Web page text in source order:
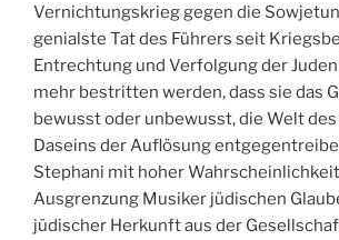
Vernichtungskrieg gegen die
genialste Tat des Führers seit
Entrechtung und Verfolgung der Juden
mehr bestritten werden, dass sie das
bewusst oder unbewusst, die Welt
Daseins der Auflösung
Stephani mit hoher
Ausgrenzung Musiker jüdischen
jüdischer Herkunft aus der